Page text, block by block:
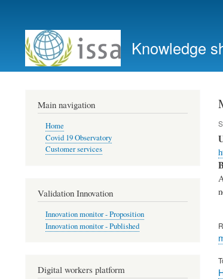
account
menu
Knowledge
Main navigation
Home
Covid 19 Observatory
Customer services
Validation Innovation
Innovation monitor - Proposition
Innovation monitor - Published
Digital workers platform